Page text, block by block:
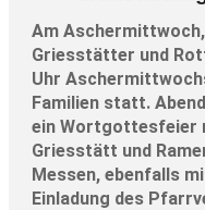
Am
Griesstätter und
Uhr
Familien statt.
ein Wortgottesfeier
Griesstätt und
Messen, ebenfalls
Einladung des